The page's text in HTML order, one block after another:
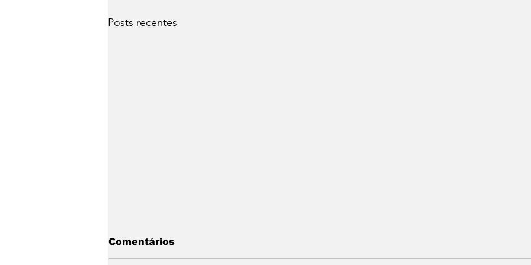
Posts recentes
Teste — Postagem
automática (07/07/2026,
15:18:57)
Comentários